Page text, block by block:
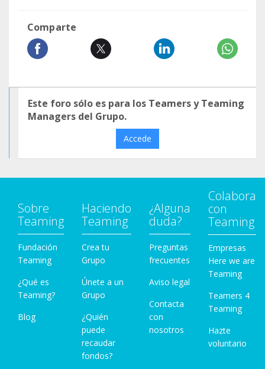
Comparte
Este foro sólo es para los Teamers y Teaming
Managers del Grupo.
Accede
Sobre
Teaming
Fundación
Teaming
¿Qué es
Teaming?
Blog
Haciendo
Teaming
Crea tu
Grupo
Únete a un
Grupo
¿Quién
puede
recaudar
fondos?
¿Alguna
duda?
Preguntas
frecuentes
Aviso legal
Contacta
con
nosotros
Colabora
con
Teaming
Empresas
Here we are
Teaming
Teamers 4
Teaming
Hazte
voluntario